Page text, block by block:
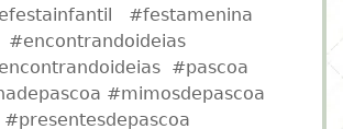
#festamenina
#encontrandoideias
#pascoa
#mimosdepascoa
#presentesdepascoa